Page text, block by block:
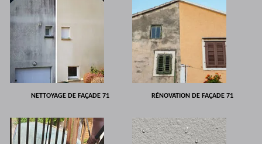
NETTOYAGE DE FAÇADE 71 RÉNOVATION DE FAÇADE 71